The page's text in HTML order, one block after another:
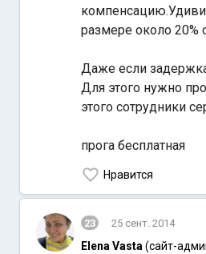
размере около 20%
Даже если
Для этого нужно
этого сотрудники
прога бесплатная
Нравится
23 25 сент. 2014
Elena Vasta (сайт-